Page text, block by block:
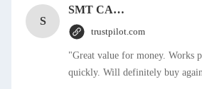
IPD correctly. The manual
finding that sweet spot makes
more eye strain during long
recommend taking the time to
Pico 4's visual clarity is fantastic
S
SMT CAP Type Box Header Connector 1.27mm Pitch Gold Flash Contact Plating
trustpilot.com
"Great value for money. Works
quickly. Will definitely buy